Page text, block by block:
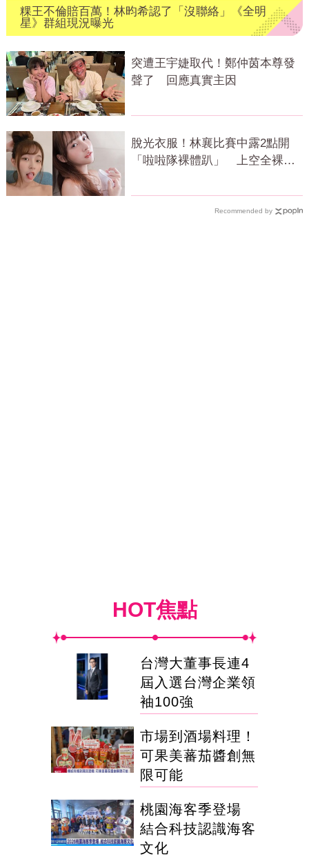
粿王不倫賠百萬！林昀希認了「沒聯絡」《全明
星》群組現況曝光
突遭王宇婕取代！鄭仲茵本尊發
聲了 回應真實主因
脫光衣服！林襄比賽中露2點開
「啦啦隊裸體趴」 上空全裸被
Recommended by
HOT焦點
台灣大董事長連4
屆入選台灣企業領
袖100強
市場到酒場料理！
可果美蕃茄醬創無
限可能
桃園海客季登場
結合科技認識海客
文化